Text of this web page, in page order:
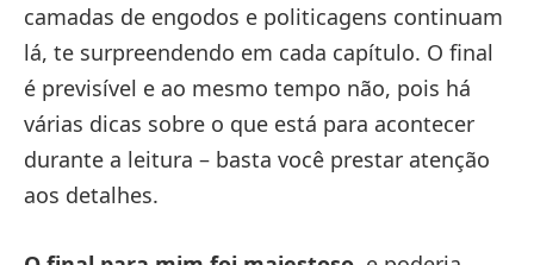
camadas de engodos e politicagens continuam
lá, te surpreendendo em cada capítulo. O final
é previsível e ao mesmo tempo não, pois há
várias dicas sobre o que está para acontecer
durante a leitura – basta você prestar atenção
aos detalhes.